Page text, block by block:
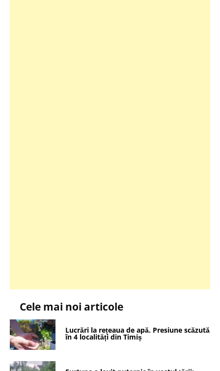
Cele mai noi articole
Lucrări la rețeaua de apă. Presiune scăzută
în 4 localități din Timiș